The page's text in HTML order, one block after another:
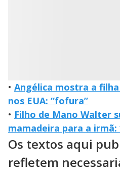
• Angélica mostra a
nos EUA: “fofura”
• Filho de Mano Walter
mamadeira para a irmã:
Os textos aqui
refletem